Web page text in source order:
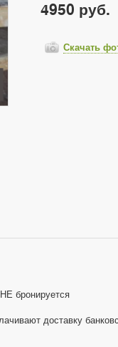
4950 руб.
Скачать
бронируется
доставку